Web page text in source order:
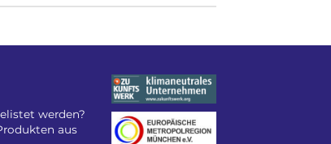
werden?
aus